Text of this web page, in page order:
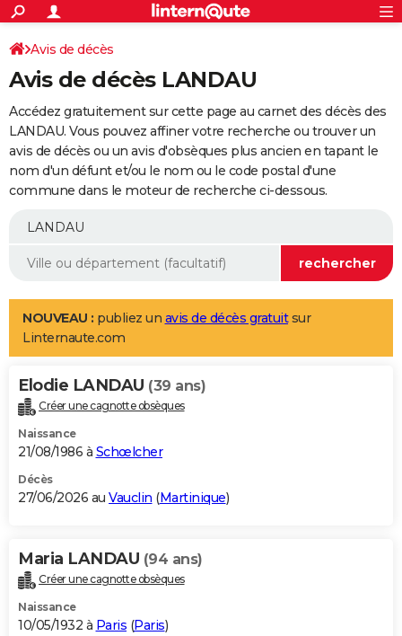
ACTUALITÉS
Politique
Société
Faits Divers
Education
Monde
Villes
+
SPORT
Coupe du monde 2026
Football
Tennis
Cyclisme
Rugby
Forum
Programme TV
TNTStreaming
Cinéma
Sorties cinéma
Musique
+
FINANCE
Retraite
Epargne
Immobilier
Risques naturels par ville
Banque
Assurance
AUTO
Essais
Réserver un essai
Citadines
Berlines
SUV
Forum auto
+
Mobiles
Meilleur smartphone
Internet
Ordinateurs
Jeux vidéo
Guide high-tech
Aménagement intérieur
LIFESTYLE
Art de vivre
Bien-être
Loisirs
Mode
Modes de vie
Alimentation
Guide de la santé
Maladies
Médicaments
Sommeil
VOYAGE
Destinations
City break
Voyage nature
Voyage de noces
Forum
Climat
+PHOTO
GUIDES D'ACHAT
BONS PLANS
Carte de Noël
Carte Bonne année
Carte Saint-Valentin
Carte Pâques
Carte d'anniversaire
DICTIONNAIRE
Dictionnaire
Biographies
Citations
Expressions
Proverbes
PROGRAMME TV
Avis de décès
Avis de décès LANDAU
Accédez gratuitement sur cette page au carnet des décès des
LANDAU. Vous pouvez affiner votre recherche ou trouver un
avis de décès ou un avis d'obsèques plus ancien en tapant le
nom d'un défunt et/ou le nom ou le code postal d'une
commune dans le moteur de recherche ci-dessous.
NOUVEAU : publiez un avis de décès gratuitsur
Linternaute.com
Elodie LANDAU (39 ans)
Créer une cagnotte obsèques
Naissance
21/08/1986 à Schœlcher
Décès
27/06/2026 au Vauclin (Martinique)
Maria LANDAU (94 ans)
Créer une cagnotte obsèques
Naissance
10/05/1932 à Paris (Paris)